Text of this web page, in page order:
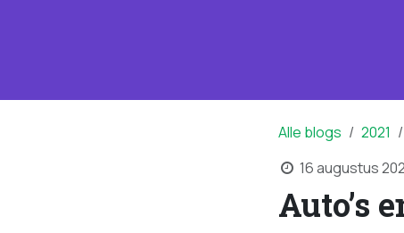
Alle blogs 2021
16 augustus
Auto’s